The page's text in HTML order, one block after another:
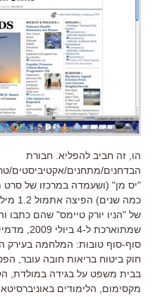
הו, זה חביב להפליא. חבורת
הבדחנים/מתחנים/אקטיביסטים/
"יס מן" (ושעמדה במרכזו של
כמה
של "הניו יורק טיימס" שהם כתבו
שמתוארכת
סוף-סוף טובות: המלחמה בעירק
חוק ביטוח בריאות חובה עובר,
בבית משפט על בגידה במולדת,
מקסימום, הלימודים